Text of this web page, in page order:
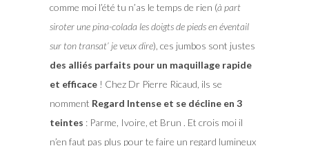
comme moi l’été tu n’as le temps de rien (à part
siroter une pina-colada les doigts de pieds en éventail
sur ton transat’ je veux dire), ces jumbos sont justes
des alliés parfaits pour un maquillage rapide
et efficace! Chez Dr Pierre Ricaud, ils se
nomment Regard Intense et se décline en 3
teintes : Parme, Ivoire, et Brun . Et crois moi il
n’en faut pas plus pour te faire un regard lumineux